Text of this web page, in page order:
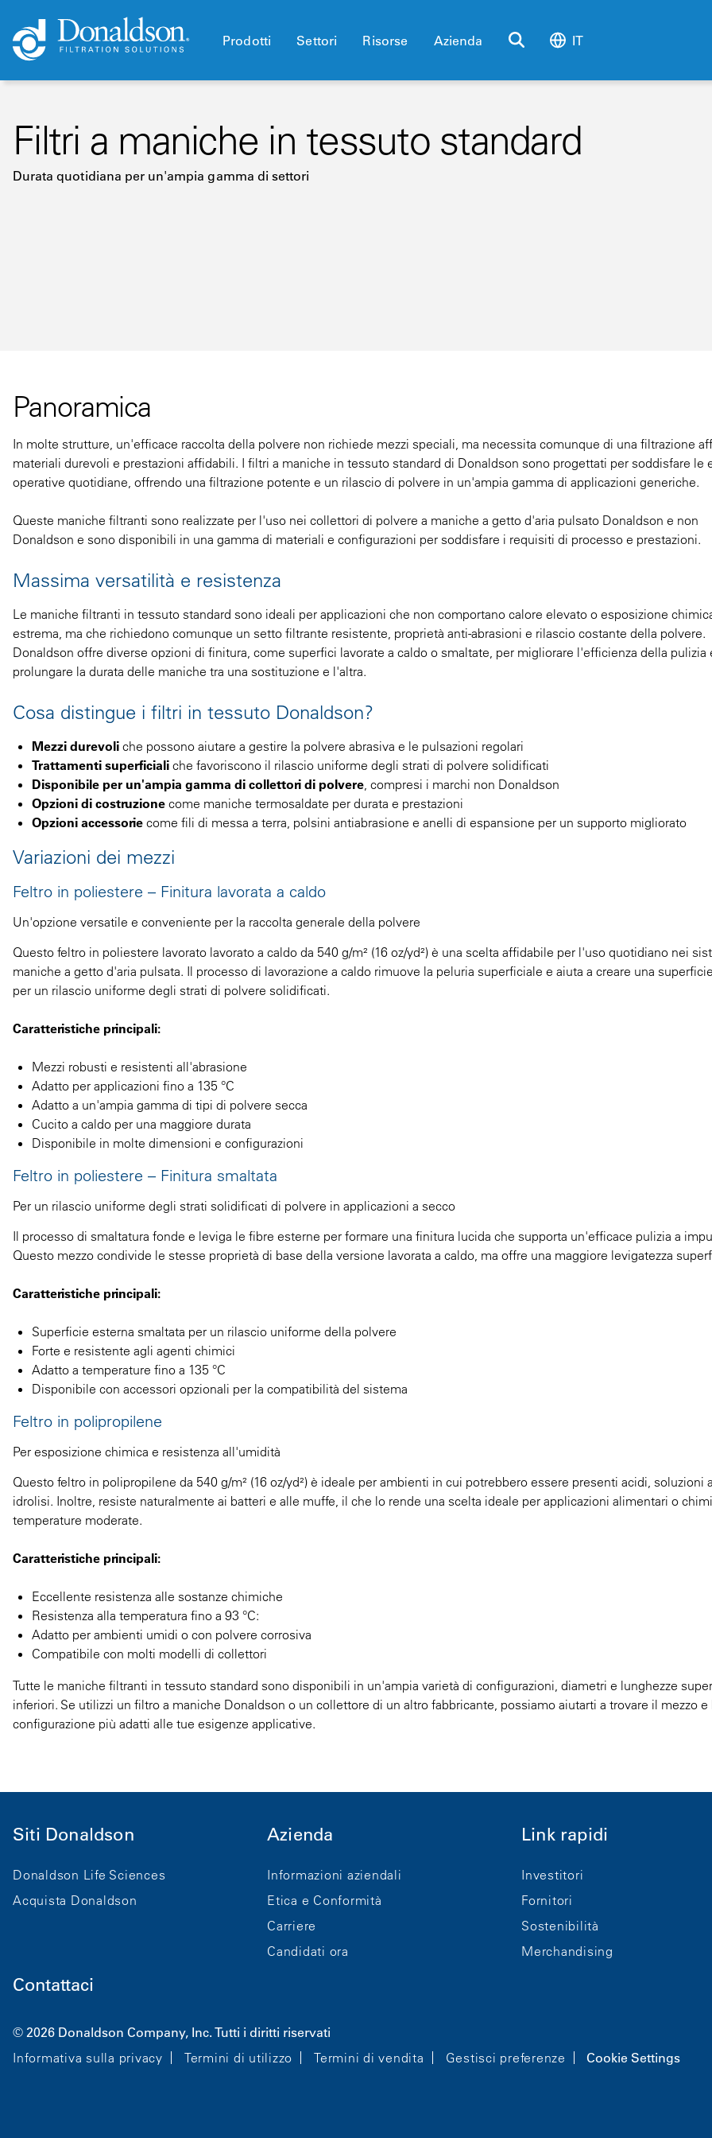
Prodotti Settori Risorse Azienda IT
Filtri a maniche in tessuto standard
Durata quotidiana per un'ampia gamma di settori
Panoramica
In molte strutture, un'efficace raccolta della polvere non richiede mezzi speciali, ma necessita comunque di una filtrazione
materiali durevoli e prestazioni affidabili. I filtri a maniche in tessuto standard di Donaldson sono progettati per soddisfare le
operative quotidiane, offrendo una filtrazione potente e un rilascio di polvere in un'ampia gamma di applicazioni generiche.
Queste maniche filtranti sono realizzate per l'uso nei collettori di polvere a maniche a getto d'aria pulsato Donaldson e non
Donaldson e sono disponibili in una gamma di materiali e configurazioni per soddisfare i requisiti di processo e prestazioni.
Massima versatilità e resistenza
Le maniche filtranti in tessuto standard sono ideali per applicazioni che non comportano calore elevato o esposizione
estrema, ma che richiedono comunque un setto filtrante resistente, proprietà anti-abrasioni e rilascio costante della polvere.
Donaldson offre diverse opzioni di finitura, come superfici lavorate a caldo o smaltate, per migliorare l'efficienza della pulizia
prolungare la durata delle maniche tra una sostituzione e l'altra.
Cosa distingue i filtri in tessuto Donaldson?
Mezzi durevoli che possono aiutare a gestire la polvere abrasiva e le pulsazioni regolari
Trattamenti superficiali che favoriscono il rilascio uniforme degli strati di polvere solidificati
Disponibile per un'ampia gamma di collettori di polvere , compresi i marchi non Donaldson
Opzioni di costruzione come maniche termosaldate per durata e prestazioni
Opzioni accessorie come fili di messa a terra, polsini antiabrasione e anelli di espansione per un supporto migliorato
Variazioni dei mezzi
Feltro in poliestere – Finitura lavorata a caldo
Un'opzione versatile e conveniente per la raccolta generale della polvere
Questo feltro in poliestere lavorato lavorato a caldo da 540 g/m² (16 oz/yd²) è una scelta affidabile per l'uso quotidiano nei
maniche a getto d'aria pulsata. Il processo di lavorazione a caldo rimuove la peluria superficiale e aiuta a creare una
per un rilascio uniforme degli strati di polvere solidificati.
Caratteristiche principali:
Mezzi robusti e resistenti all'abrasione
Adatto per applicazioni fino a 135 °C
Adatto a un'ampia gamma di tipi di polvere secca
Cucito a caldo per una maggiore durata
Disponibile in molte dimensioni e configurazioni
Feltro in poliestere – Finitura smaltata
Per un rilascio uniforme degli strati solidificati di polvere in applicazioni a secco
Il processo di smaltatura fonde e leviga le fibre esterne per formare una finitura lucida che supporta un'efficace pulizia a
Questo mezzo condivide le stesse proprietà di base della versione lavorata a caldo, ma offre una maggiore levigatezza
Caratteristiche principali:
Superficie esterna smaltata per un rilascio uniforme della polvere
Forte e resistente agli agenti chimici
Adatto a temperature fino a 135 °C
Disponibile con accessori opzionali per la compatibilità del sistema
Feltro in polipropilene
Per esposizione chimica e resistenza all'umidità
Questo feltro in polipropilene da 540 g/m² (16 oz/yd²) è ideale per ambienti in cui potrebbero essere presenti acidi, soluzioni
idrolisi. Inoltre, resiste naturalmente ai batteri e alle muffe, il che lo rende una scelta ideale per applicazioni alimentari o
temperature moderate.
Caratteristiche principali:
Eccellente resistenza alle sostanze chimiche
Resistenza alla temperatura fino a 93 °C:
Adatto per ambienti umidi o con polvere corrosiva
Compatibile con molti modelli di collettori
Tutte le maniche filtranti in tessuto standard sono disponibili in un'ampia varietà di configurazioni, diametri e lunghezze
inferiori. Se utilizzi un filtro a maniche Donaldson o un collettore di un altro fabbricante, possiamo aiutarti a trovare il mezzo e
configurazione più adatti alle tue esigenze applicative.
Siti Donaldson
Donaldson Life Sciences
Acquista Donaldson
Azienda
Informazioni aziendali
Etica e Conformità
Carriere
Candidati ora
Link rapidi
Investitori
Fornitori
Sostenibilità
Merchandising
Contattaci
© 2026 Donaldson Company, Inc. Tutti i diritti riservati
Informativa sulla privacy
Termini di utilizzo Termini di vendita Gestisci preferenze Cookie Settings